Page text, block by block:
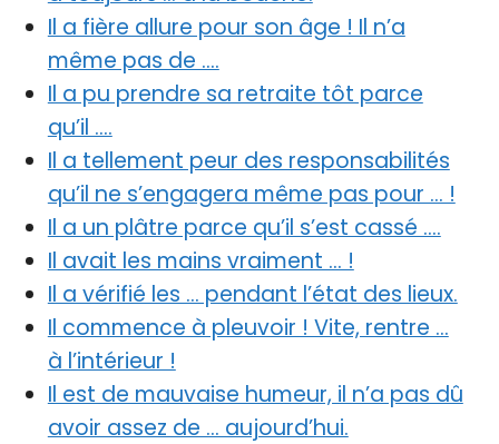
Il a fière allure pour son âge ! Il n’a
même pas de ….
Il a pu prendre sa retraite tôt parce
qu’il ….
Il a tellement peur des responsabilités
qu’il ne s’engagera même pas pour … !
Il a un plâtre parce qu’il s’est cassé ….
Il avait les mains vraiment … !
Il a vérifié les … pendant l’état des lieux.
Il commence à pleuvoir ! Vite, rentre …
à l’intérieur !
Il est de mauvaise humeur, il n’a pas dû
avoir assez de … aujourd’hui.